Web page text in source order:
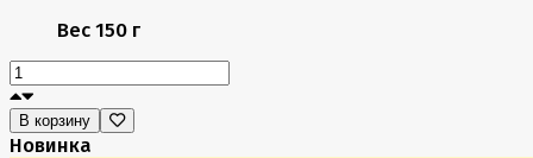
Вес 150 г
В корзину
Новинка